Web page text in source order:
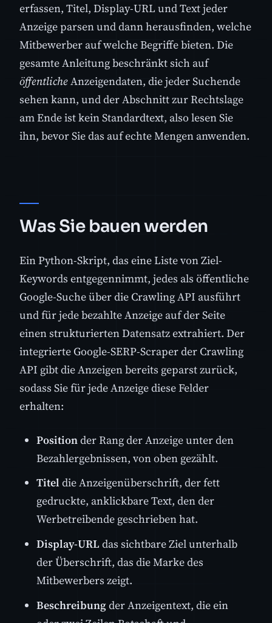
erfassen, Titel, Display-URL und Text jeder
Anzeige parsen und dann herausfinden, welche
Mitbewerber auf welche Begriffe bieten. Die
gesamte Anleitung beschränkt sich auf
öffentlicheAnzeigendaten, die jeder Suchende
sehen kann, und der Abschnitt zur Rechtslage
am Ende ist kein Standardtext, also lesen Sie
ihn, bevor Sie das auf echte Mengen anwenden.
Was Sie bauen werden
Ein Python-Skript, das eine Liste von Ziel-
Keywords entgegennimmt, jedes als öffentliche
Google-Suche über die Crawling API ausführt
und für jede bezahlte Anzeige auf der Seite
einen strukturierten Datensatz extrahiert. Der
integrierte Google-SERP-Scraper der Crawling
API gibt die Anzeigen bereits geparst zurück,
sodass Sie für jede Anzeige diese Felder
erhalten:
Positionder Rang der Anzeige unter den
Bezahlergebnissen, von oben gezählt.
Titel die Anzeigenüberschrift, der fett
gedruckte, anklickbare Text, den der
Werbetreibende geschrieben hat.
Display-URL das sichtbare Ziel unterhalb
der Überschrift, das die Marke des
Mitbewerbers zeigt.
Beschreibungder Anzeigentext, die ein